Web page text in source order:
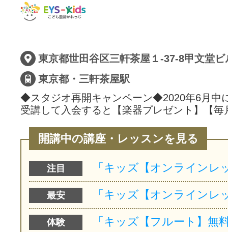
東京都世田谷区三軒茶屋１-37-8甲文堂ビ
東京都・三軒茶屋駅
◆スタジオ再開キャンペーン◆2020年6月中
受講して入会すると【楽器プレゼント】【
開講中の講座・レッスンを見る
注目
最安
体験